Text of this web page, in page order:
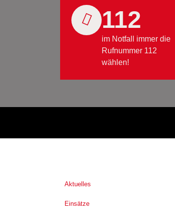
112
im Notfall immer die
Rufnummer 112
wählen!
Aktuelles
Einsätze